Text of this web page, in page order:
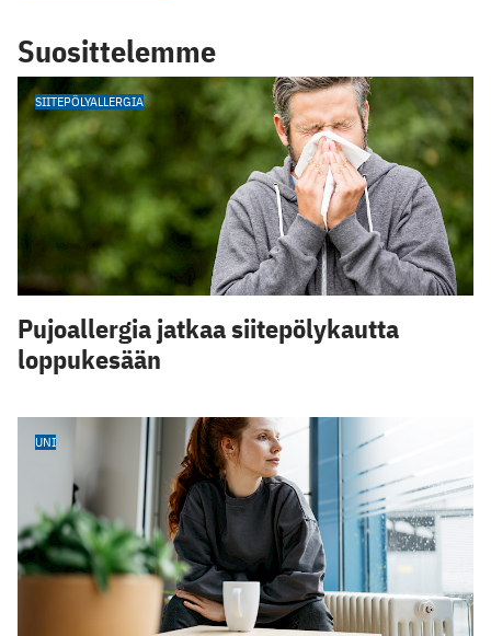
Suosittelemme
SIITEPÖLYALLERGIA
Pujoallergia jatkaa siitepölykautta
loppukesään
UNI